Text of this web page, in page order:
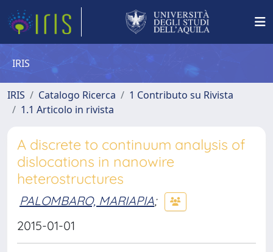
IRIS
IRIS Catalogo Ricerca
1 Contributo su Rivista
1.1 Articolo in rivista
A discrete to continuum analysis of
dislocations in nanowire
heterostructures
PALOMBARO, MARIAPIA;
2015-01-01